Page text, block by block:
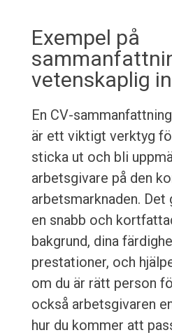
Exempel på
vetenskaplig
En CV-
är ett viktigt verktyg
sticka ut och bli
arbetsgivare på den
arbetsmarknaden. Det
en snabb och
bakgrund, dina
prestationer, och
om du är rätt person
också arbetsgivaren
hur du kommer att